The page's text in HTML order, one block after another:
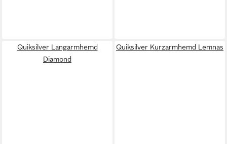
Quiksilver Langarmhemd
Diamond
Quiksilver Kurzarmhemd Lemnas